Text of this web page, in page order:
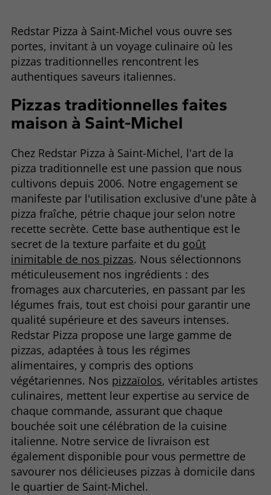
Redstar Pizza à Saint-Michel vous ouvre ses
portes, invitant à un voyage culinaire où les
pizzas traditionnelles rencontrent les
authentiques saveurs italiennes.
Pizzas traditionnelles faites
maison à Saint-Michel
Chez Redstar Pizza à Saint-Michel, l'art de la
pizza traditionnelle est une passion que nous
cultivons depuis 2006. Notre engagement se
manifeste par l'utilisation exclusive d'une pâte à
pizza fraîche, pétrie chaque jour selon notre
recette secrète. Cette base authentique est le
secret de la texture parfaite et du goût
inimitable de nos pizzas. Nous sélectionnons
méticuleusement nos ingrédients : des
fromages aux charcuteries, en passant par les
légumes frais, tout est choisi pour garantir une
qualité supérieure et des saveurs intenses.
Redstar Pizza propose une large gamme de
pizzas, adaptées à tous les régimes
alimentaires, y compris des options
végétariennes. Nos pizzaïolos, véritables artistes
culinaires, mettent leur expertise au service de
chaque commande, assurant que chaque
bouchée soit une célébration de la cuisine
italienne. Notre service de livraison est
également disponible pour vous permettre de
savourer nos délicieuses pizzas à domicile dans
le quartier de Saint-Michel.